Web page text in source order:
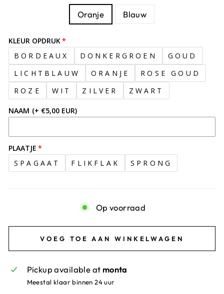
Oranje Blauw
KLEUR OPDRUK
BORDEAUX
DONKERGROEN
GOUD
LICHTBLAUW
ORANJE
ROSE GOUD
ROZE
WIT ZILVER ZWART
NAAM (+ €5,00 EUR)
PLAATJE
SPAGAAT
FLIKFLAK SPRONG
Op voorraad
VOEG TOE AAN WINKELWAGEN
Pickup available at monta
Meestal klaar binnen 24 uur